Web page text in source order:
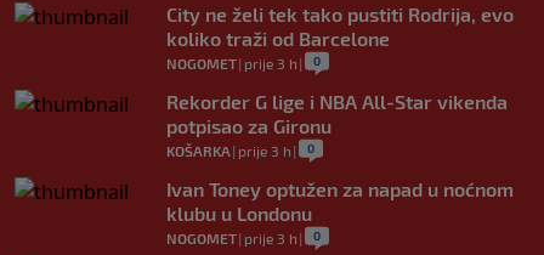
City ne želi tek tako pustiti Rodrija, evo
koliko traži od Barcelone
NOGOMET| prije 3 h | 0
Rekorder G lige i NBA All-Star vikenda
potpisao za Gironu
KOŠARKA | prije 3 h | 0
Ivan Toney optužen za napad u noćnom
klubu u Londonu
NOGOMET| prije 3 h | 0